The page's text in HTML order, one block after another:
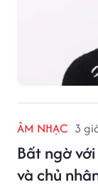
ÂM NHẠC 3
Bất ngờ
và chủ